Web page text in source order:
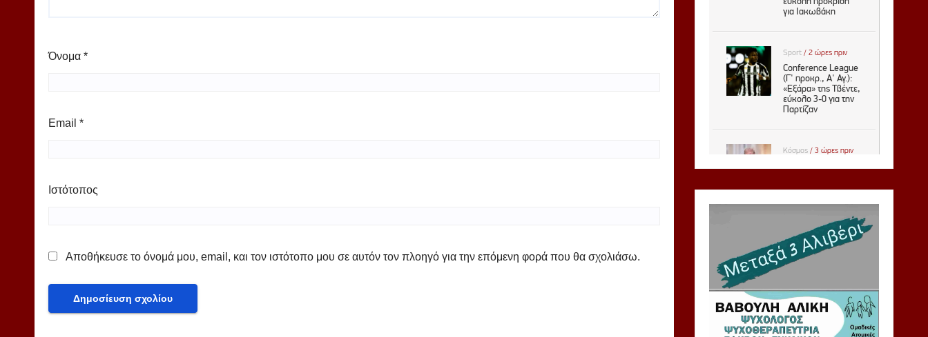
Όνομα *
Email *
Ιστότοπος
Αποθήκευσε το όνομά μου, email, και τον ιστότοπο μου σε αυτόν τον πλοηγό για την επόμενη φορά που θα σχολιάσω.